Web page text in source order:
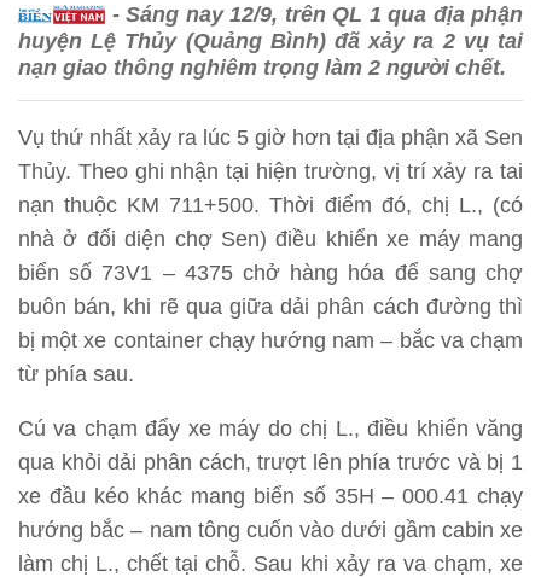
- Sáng nay 12/9, trên QL 1 qua địa phận
huyện Lệ Thủy (Quảng Bình) đã xảy ra 2 vụ tai
nạn giao thông nghiêm trọng làm 2 người chết.
Vụ thứ nhất xảy ra lúc 5 giờ hơn tại địa phận xã Sen
Thủy. Theo ghi nhận tại hiện trường, vị trí xảy ra tai
nạn thuộc KM 711+500. Thời điểm đó, chị L., (có
nhà ở đối diện chợ Sen) điều khiển xe máy mang
biển số 73V1 – 4375 chở hàng hóa để sang chợ
buôn bán, khi rẽ qua giữa dải phân cách đường thì
bị một xe container chạy hướng nam – bắc va chạm
từ phía sau.
Cú va chạm đẩy xe máy do chị L., điều khiển văng
qua khỏi dải phân cách, trượt lên phía trước và bị 1
xe đầu kéo khác mang biển số 35H – 000.41 chạy
hướng bắc – nam tông cuốn vào dưới gầm cabin xe
làm chị L., chết tại chỗ. Sau khi xảy ra va chạm, xe